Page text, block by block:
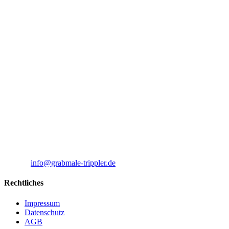
info@grabmale-trippler.de
Rechtliches
Impressum
Datenschutz
AGB